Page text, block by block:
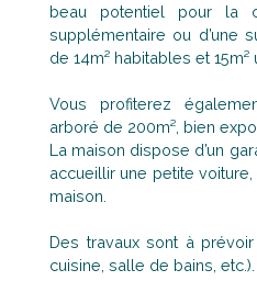
beau potentiel pour la
supplémentaire ou d’une
de 14m² habitables et
Vous profiterez
arboré de 200m², bien
La maison dispose d’un
accueillir une petite
maison.
Des travaux sont à prévoir
cuisine, salle de bains, etc.).